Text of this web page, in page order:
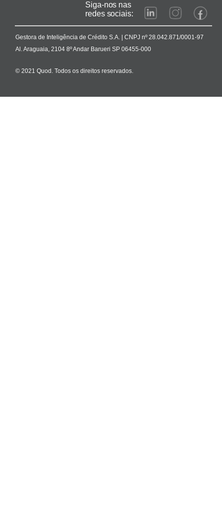
Siga-nos nas
redes sociais:
Gestora de Inteligência de Crédito S.A. | CNPJ nº 28.042.871/0001-97
Al. Araguaia, 2104 8º Andar Barueri SP 06455-000
© 2021 Quod. Todos os direitos reservados.